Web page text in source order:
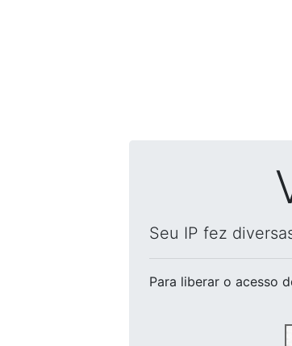
Seu IP fez
Para liberar o acesso